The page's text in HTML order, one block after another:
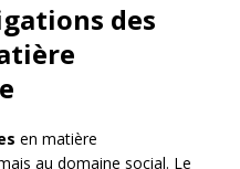
des
en matière
au domaine social. Le